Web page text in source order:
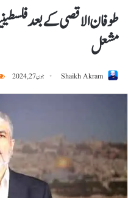
طوفان الاقصی کے بعد
مشعل
Shaikh Akram جون 27, 2024